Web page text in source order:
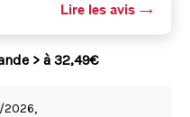
Lire les avis
> à 32,49€
2026,